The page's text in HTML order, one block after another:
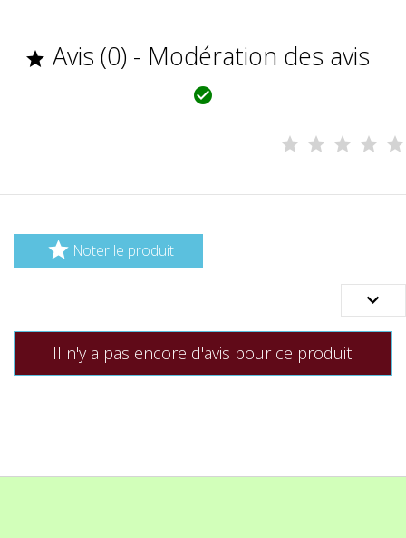
 Avis (0) - Modération des avis

 Noter le produit

Il n'y a pas encore d'avis pour ce produit.